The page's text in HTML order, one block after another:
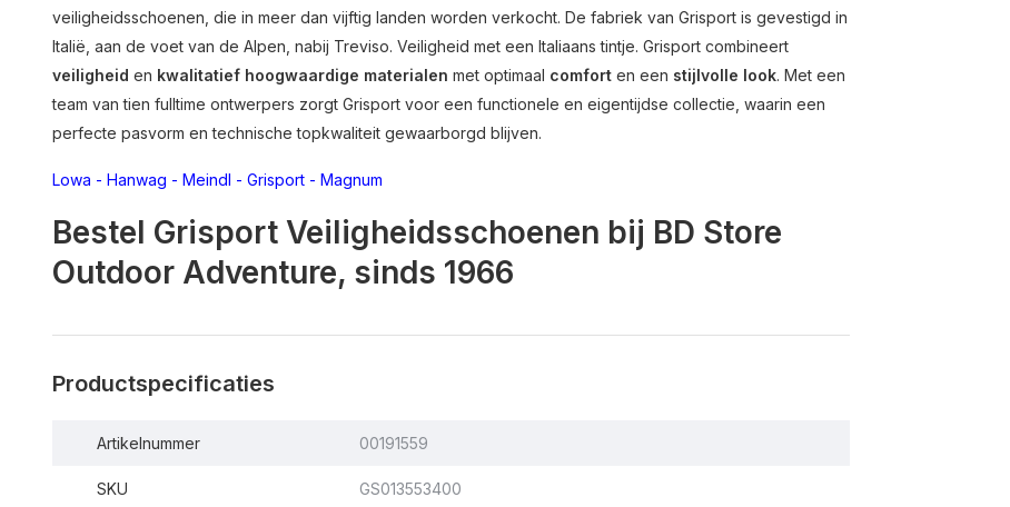
veiligheidsschoenen, die in meer dan vijftig landen worden verkocht. De fabriek van Grisport is gevestigd in
Italië, aan de voet van de Alpen, nabij Treviso. Veiligheid met een Italiaans tintje. Grisport combineert
veiligheid en kwalitatief hoogwaardige materialen met optimaal comfort en een stijlvolle look. Met een
team van tien fulltime ontwerpers zorgt Grisport voor een functionele en eigentijdse collectie, waarin een
perfecte pasvorm en technische topkwaliteit gewaarborgd blijven.
Lowa - Hanwag - Meindl - Grisport - Magnum
Bestel Grisport Veiligheidsschoenen bij BD Store
Outdoor Adventure, sinds 1966
Productspecificaties
Artikelnummer 00191559
SKU GS013553400